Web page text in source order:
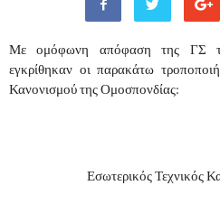
Με ομόφωνη απόφαση της ΓΣ
εγκρίθηκαν οι παρακάτω
Κανονισμού της Ομοσπονδίας:
Εσωτερικός Τεχνικός